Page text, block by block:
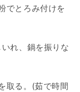
でとろみ付けを
れ、鍋を振りな
取る。(茹で時間